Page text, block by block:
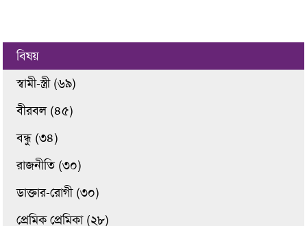
বিষয়
স্বামী-স্ত্রী (৬৯)
বীরবল (৪৫)
বন্ধু (৩৪)
রাজনীতি (৩০)
ডাক্তার-রোগী (৩০)
প্রেমিক প্রেমিকা (২৮)